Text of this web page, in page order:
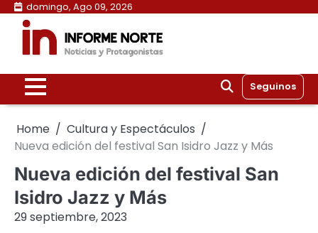
Skip
content
domingo, Ago 09, 2026
Seguinos
Home
Cultura y Espectáculos
Nueva edición del festival San Isidro Jazz y Más
Nueva edición del festival San
Isidro Jazz y Más
29 septiembre, 2023